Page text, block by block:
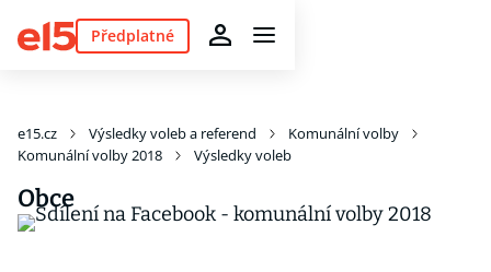
Předplatné
e15.cz Výsledky voleb a referend
Komunální volby
Komunální volby 2018
Výsledky voleb
Obce